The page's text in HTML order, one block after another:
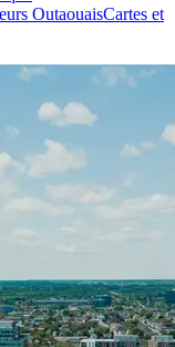
OutaouaisCartes et